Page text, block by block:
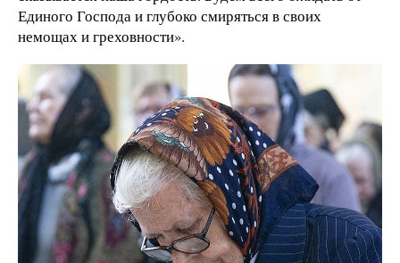
Единого Господа и глубоко смиряться в своих
немощах и греховности».